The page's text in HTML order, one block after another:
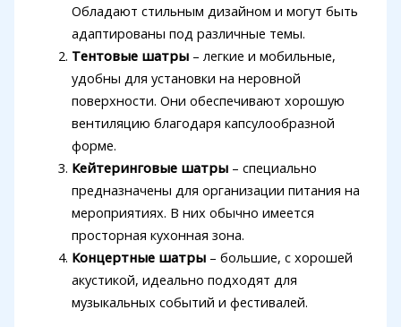
Обладают стильным дизайном и могут быть
адаптированы под различные темы.
Тентовые шатры– легкие и мобильные,
удобны для установки на неровной
поверхности. Они обеспечивают хорошую
вентиляцию благодаря капсулообразной
форме.
Кейтеринговые шатры– специально
предназначены для организации питания на
мероприятиях. В них обычно имеется
просторная кухонная зона.
Концертные шатры– большие, с хорошей
акустикой, идеально подходят для
музыкальных событий и фестивалей.